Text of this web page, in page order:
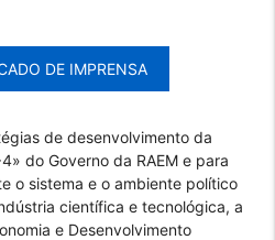
DE IMPRENSA
de desenvolvimento da
do Governo da RAEM e para
o sistema e o ambiente político
científica e tecnológica, a
e Desenvolvimento